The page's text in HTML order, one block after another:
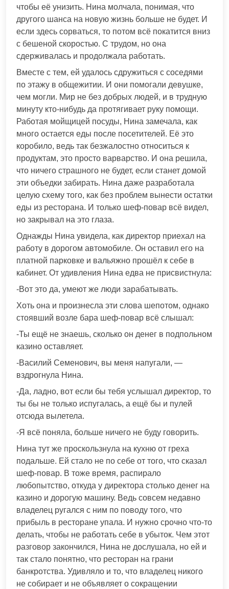
чтобы её унизить. Нина молчала, понимая, что
другого шанса на новую жизнь больше не будет. И
если здесь сорваться, то потом всё покатится вниз
с бешеной скоростью. С трудом, но она
сдерживалась и продолжала работать.
Вместе с тем, ей удалось сдружиться с соседями
по этажу в общежитии. И они помогали девушке,
чем могли. Мир не без добрых людей, и в трудную
минуту кто-нибудь да протягивает руку помощи.
Работая мойщицей посуды, Нина замечала, как
много остается еды после посетителей. Её это
коробило, ведь так безжалостно относиться к
продуктам, это просто варварство. И она решила,
что ничего страшного не будет, если станет домой
эти объедки забирать. Нина даже разработала
целую схему того, как без проблем вынести остатки
еды из ресторана. И только шеф-повар всё видел,
но закрывал на это глаза.
Однажды Нина увидела, как директор приехал на
работу в дорогом автомобиле. Он оставил его на
платной парковке и вальяжно прошёл к себе в
кабинет. От удивления Нина едва не присвистнула:
-Вот это да, умеют же люди зарабатывать.
Хоть она и произнесла эти слова шепотом, однако
стоявший возле бара шеф-повар всё слышал:
-Ты ещё не знаешь, сколько он денег в подпольном
казино оставляет.
-Василий Семенович, вы меня напугали, —
вздрогнула Нина.
-Да, ладно, вот если бы тебя услышал директор, то
ты бы не только испугалась, а ещё бы и пулей
отсюда вылетела.
-Я всё поняла, больше ничего не буду говорить.
Нина тут же проскользнула на кухню от греха
подальше. Ей стало не по себе от того, что сказал
шеф-повар. В тоже время, распирало
любопытство, откуда у директора столько денег на
казино и дорогую машину. Ведь совсем недавно
владелец ругался с ним по поводу того, что
прибыль в ресторане упала. И нужно срочно что-то
делать, чтобы не работать себе в убыток. Чем этот
разговор закончился, Нина не дослушала, но ей и
так стало понятно, что ресторан на грани
банкротства. Удивляло и то, что владелец никого
не собирает и не объявляет о сокращении